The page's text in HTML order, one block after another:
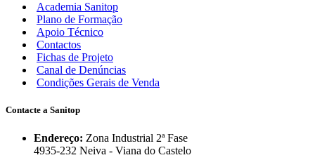
Academia Sanitop
Plano de Formação
Apoio Técnico
Contactos
Fichas de Projeto
Canal de Denúncias
Condições Gerais de Venda
Contacte a Sanitop
Endereço: Zona Industrial 2ª Fase
4935-232 Neiva - Viana do Castelo